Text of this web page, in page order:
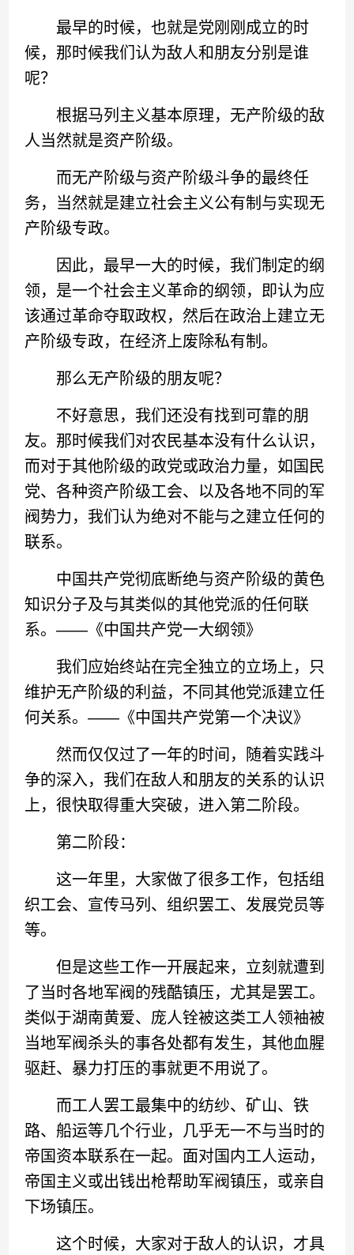
最早的时候，也就是党刚刚成立的时
候，那时候我们认为敌人和朋友分别是谁
呢？
根据马列主义基本原理，无产阶级的敌
人当然就是资产阶级。
而无产阶级与资产阶级斗争的最终任
务，当然就是建立社会主义公有制与实现无
产阶级专政。
因此，最早一大的时候，我们制定的纲
领，是一个社会主义革命的纲领，即认为应
该通过革命夺取政权，然后在政治上建立无
产阶级专政，在经济上废除私有制。
那么无产阶级的朋友呢？
不好意思，我们还没有找到可靠的朋
友。那时候我们对农民基本没有什么认识，
而对于其他阶级的政党或政治力量，如国民
党、各种资产阶级工会、以及各地不同的军
阀势力，我们认为绝对不能与之建立任何的
联系。
中国共产党彻底断绝与资产阶级的黄色
知识分子及与其类似的其他党派的任何联
系。——《中国共产党一大纲领》
我们应始终站在完全独立的立场上，只
维护无产阶级的利益，不同其他党派建立任
何关系。——《中国共产党第一个决议》
然而仅仅过了一年的时间，随着实践斗
争的深入，我们在敌人和朋友的关系的认识
上，很快取得重大突破，进入第二阶段。
第二阶段：
这一年里，大家做了很多工作，包括组
织工会、宣传马列、组织罢工、发展党员等
等。
但是这些工作一开展起来，立刻就遭到
了当时各地军阀的残酷镇压，尤其是罢工。
类似于湖南黄爱、庞人铨被这类工人领袖被
当地军阀杀头的事各处都有发生，其他血腥
驱赶、暴力打压的事就更不用说了。
而工人罢工最集中的纺纱、矿山、铁
路、船运等几个行业，几乎无一不与当时的
帝国资本联系在一起。面对国内工人运动，
帝国主义或出钱出枪帮助军阀镇压，或亲自
下场镇压。
这个时候，大家对于敌人的认识，才具